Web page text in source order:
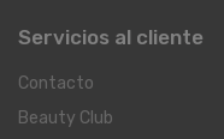
Servicios al cliente
Contacto
Beauty Club